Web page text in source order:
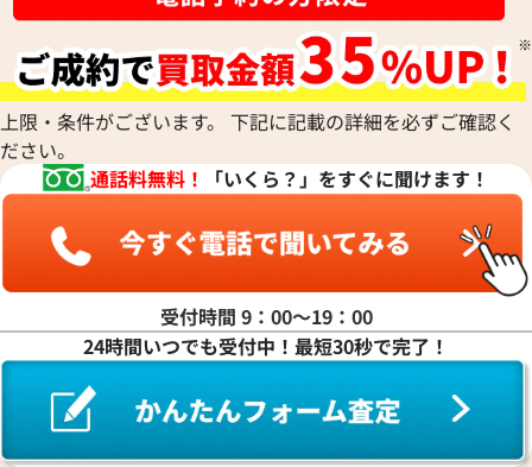
上限・条件がございます。 下記に記載の詳細を必ずご確認く
ださい。
通話料無料！
「いくら？」をすぐに聞けます！
受付時間 9：00〜19：00
24時間いつでも受付中！最短30秒で完了！